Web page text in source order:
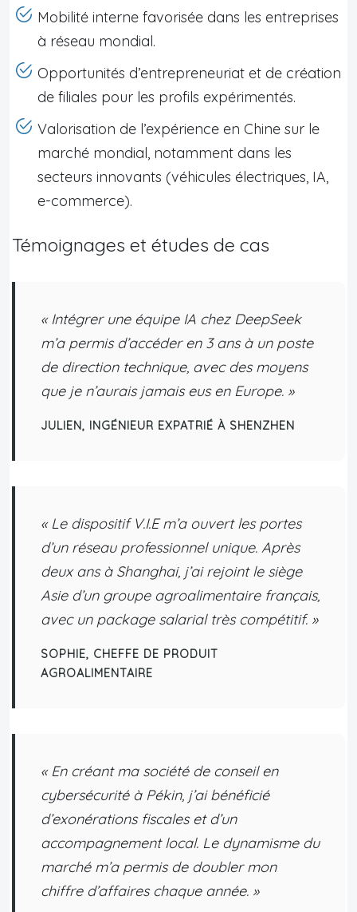
Mobilité interne favorisée dans les entreprises
à réseau mondial.
Opportunités d’entrepreneuriat et de création
de filiales pour les profils expérimentés.
Valorisation de l’expérience en Chine sur le
marché mondial, notamment dans les
secteurs innovants (véhicules électriques, IA,
e-commerce).
Témoignages et études de cas
« Intégrer une équipe IA chez DeepSeek
m’a permis d’accéder en 3 ans à un poste
de direction technique, avec des moyens
que je n’aurais jamais eus en Europe. »
JULIEN, INGÉNIEUR EXPATRIÉ À SHENZHEN
« Le dispositif V.I.E m’a ouvert les portes
d’un réseau professionnel unique. Après
deux ans à Shanghai, j’ai rejoint le siège
Asie d’un groupe agroalimentaire français,
avec un package salarial très compétitif. »
SOPHIE, CHEFFE DE PRODUIT
AGROALIMENTAIRE
« En créant ma société de conseil en
cybersécurité à Pékin, j’ai bénéficié
d’exonérations fiscales et d’un
accompagnement local. Le dynamisme du
marché m’a permis de doubler mon
chiffre d’affaires chaque année. »